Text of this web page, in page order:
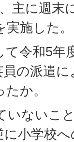
主に週末
施した。
令和5年
の派遣
か。
いないこ
小学校